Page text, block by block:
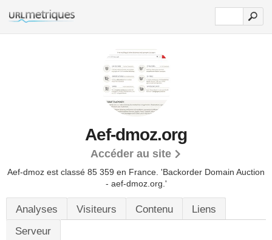
Aef-dmoz.org
Accéder au site
Aef-dmoz est classé 85 359 en France. 'Backorder Domain Auction
- aef-dmoz.org.'
Analyses Visiteurs Contenu
Liens
Serveur